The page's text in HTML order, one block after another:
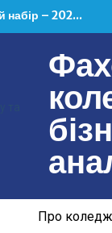
набір – 202...
відбулася...
Про коледж